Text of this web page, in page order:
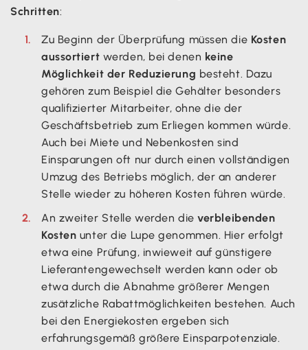
Schritten:
Zu Beginn der Überprüfung müssen die Kosten
aussortiert werden, bei denen keine
Möglichkeit der Reduzierung besteht. Dazu
gehören zum Beispiel die Gehälter besonders
qualifizierter Mitarbeiter, ohne die der
Geschäftsbetrieb zum Erliegen kommen würde.
Auch bei Miete und Nebenkosten sind
Einsparungen oft nur durch einen vollständigen
Umzug des Betriebs möglich, der an anderer
Stelle wieder zu höheren Kosten führen würde.
An zweiter Stelle werden dieverbleibenden
Kosten unter die Lupe genommen. Hier erfolgt
etwa eine Prüfung, inwieweit auf günstigere
Lieferantengewechselt werden kann oder ob
etwa durch die Abnahme größerer Mengen
zusätzliche Rabattmöglichkeiten bestehen. Auch
bei den Energiekosten ergeben sich
erfahrungsgemäß größere Einsparpotenziale.